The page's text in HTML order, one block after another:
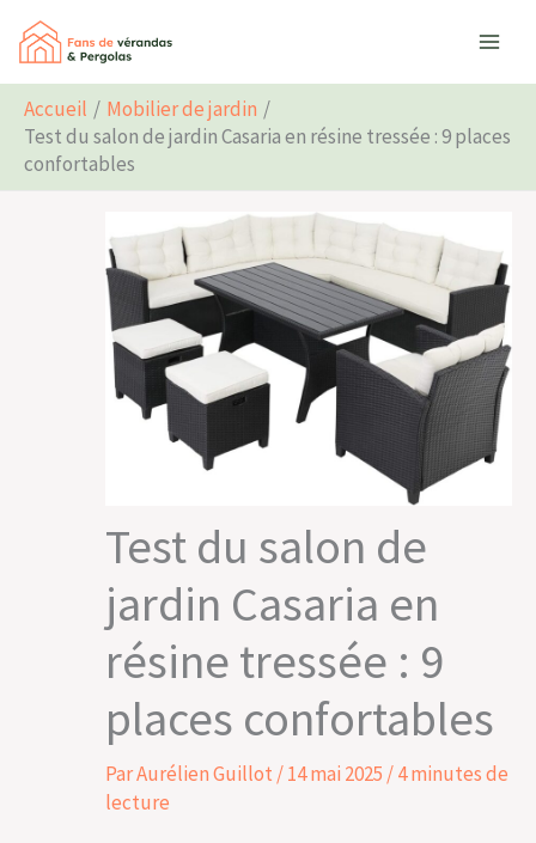
Aller
contenu
Accueil
Mobilier de jardin
Test du salon de jardin Casaria en résine tressée : 9 places
confortables
Test du salon de
jardin Casaria en
résine tressée : 9
places confortables
ParAurélien Guillot/14 mai 2025/4 minutes de
lecture
Rechercher